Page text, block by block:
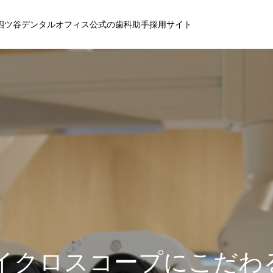
ツ谷デンタルオフィス公式の歯科助手採用サイト
クロスコープにこだわ